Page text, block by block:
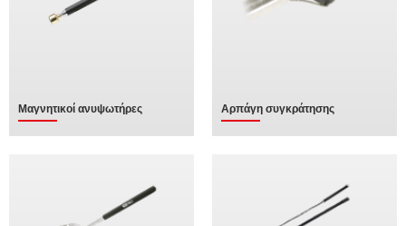
Μαγνητικοί ανυψωτήρες Αρπάγη συγκράτησης